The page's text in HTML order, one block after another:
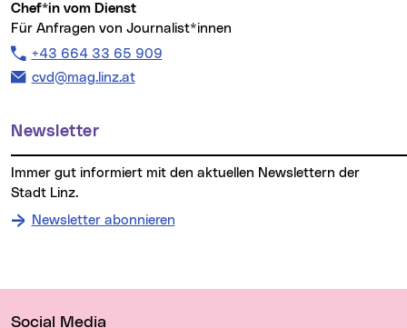
Chef*in vom Dienst
Für Anfragen von Journalist*innen
Telefon:
+43 664 33 65 909
E-Mail Adresse:
cvd@mag.linz.at
Newsletter
Stadt Linz.
Newsletter abonnieren
Social Media